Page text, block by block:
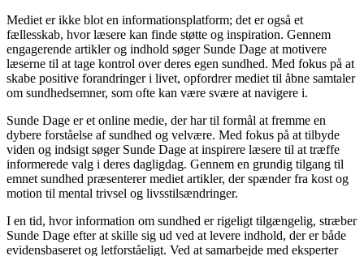
Mediet er ikke blot en informationsplatform; det er også et
fællesskab, hvor læsere kan finde støtte og inspiration. Gennem
engagerende artikler og indhold søger Sunde Dage at motivere
læserne til at tage kontrol over deres egen sundhed. Med fokus på at
skabe positive forandringer i livet, opfordrer mediet til åbne samtaler
om sundhedsemner, som ofte kan være svære at navigere i.
Sunde Dage er et online medie, der har til formål at fremme en
dybere forståelse af sundhed og velvære. Med fokus på at tilbyde
viden og indsigt søger Sunde Dage at inspirere læsere til at træffe
informerede valg i deres dagligdag. Gennem en grundig tilgang til
emnet sundhed præsenterer mediet artikler, der spænder fra kost og
motion til mental trivsel og livsstilsændringer.
I en tid, hvor information om sundhed er rigeligt tilgængelig, stræber
Sunde Dage efter at skille sig ud ved at levere indhold, der er både
evidensbaseret og letforståeligt. Ved at samarbejde med eksperter